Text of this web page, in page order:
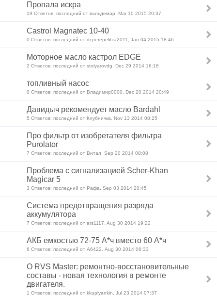
Пропала искра
19 Ответов: последний от вальдемар, Mar 10 2015 20:37
Castrol Magnatec 10-40
0 Ответов: последний от dr.perepelitza2011, Jan 04 2015 18:46
Моторное масло кастрол EDGE
2 Ответов: последний от stolyarovdg, Dec 29 2014 16:18
топливный насос
0 Ответов: последний от Владимир0000, Dec 20 2014 20:49
Давидыч рекомендует масло Bardahl
5 Ответов: последний от Клубничка, Nov 13 2014 08:25
Про фильтр от изобретателя фильтра
Purolator
7 Ответов: последний от Витал, Sep 20 2014 08:08
Проблема с сигнализацией Scher-Khan
Magicar 5
3 Ответов: последний от Рафа, Sep 03 2014 20:45
Система предотвращения разряда
аккумулятора
7 Ответов: последний от ars1117, Aug 30 2014 19:22
АКБ емкостью 72-75 А*ч вместо 60 А*ч
6 Ответов: последний от А6422, Aug 30 2014 06:33
О RVS Master: ремонтно-восстановительные
составы - новая технология в ремонте
двигателя.
1 Ответов: последний от kkuplyankin, Jul 23 2014 07:37